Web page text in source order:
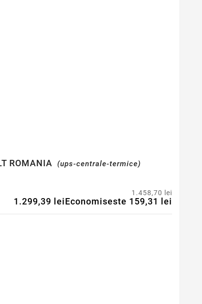
ROMANIA
(ups-centrale-termice)
1.458,70 lei
1.299,39 leiEconomiseste 159,31 lei